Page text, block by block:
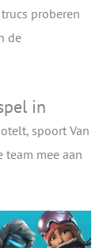
proberen
de
in
spoort Van
team mee aan